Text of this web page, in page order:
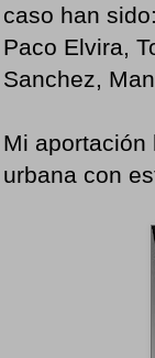
caso han
Paco Elvira,
Sanchez,
Mi aportación
urbana con